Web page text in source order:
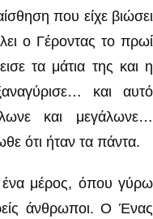
που είχε βιώσει
ο Γέροντας το πρωί
τα μάτια της και η
και αυτό
και μεγάλωνε…
ότι ήταν τα πάντα.
ένα μέρος, όπου γύρω
άνθρωποι. Ο Ένας